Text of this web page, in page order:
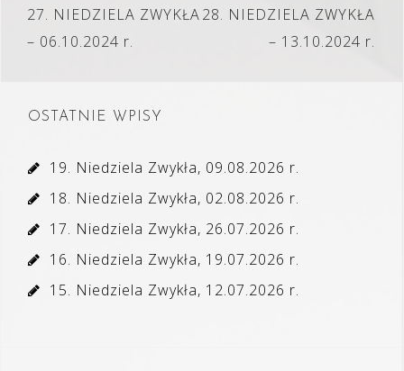
Nawigacja
wpisu
27. NIEDZIELA ZWYKŁA
– 06.10.2024 r.
28. NIEDZIELA ZWYKŁA
– 13.10.2024 r.
OSTATNIE WPISY
19. Niedziela Zwykła, 09.08.2026 r.
18. Niedziela Zwykła, 02.08.2026 r.
17. Niedziela Zwykła, 26.07.2026 r.
16. Niedziela Zwykła, 19.07.2026 r.
15. Niedziela Zwykła, 12.07.2026 r.